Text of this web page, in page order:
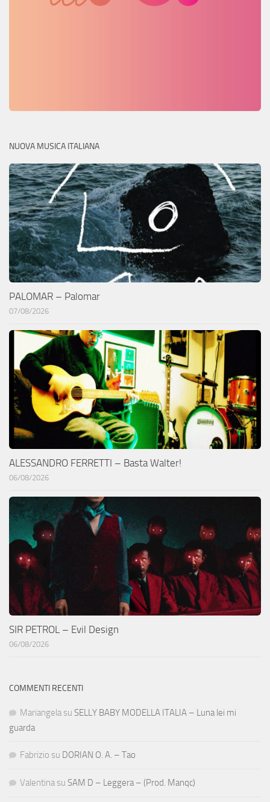
NUOVA MUSICA ITALIANA
PALOMAR – Palomar
07/08/2026
ALESSANDRO FERRETTI – Basta Walter!
06/08/2026
SIR PETROL – Evil Design
06/08/2026
COMMENTI RECENTI
Mariangela su SELLY BABY MODELLA ITALIA – Luna lei mi
guarda
Fabrizio su DORIAN O. A. – Tao
Valentina su SAM D – Leggera – (Prod. Manqc)